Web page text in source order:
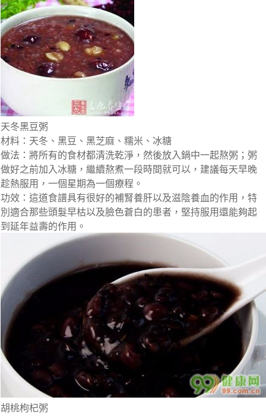
天冬黑豆粥
材料：天冬、黑豆、黑芝麻、糯米、冰糖
做法：將所有的食材都清洗乾淨，然後放入鍋中一起熬粥；粥
做好之前加入冰糖，繼續熬煮一段時間就可以，建議每天早晚
趁熱服用，一個星期為一個療程。
功效：這道食譜具有很好的補腎養肝以及滋陰養血的作用，特
別適合那些頭髮早枯以及臉色蒼白的患者，堅持服用還能夠起
到延年益壽的作用。
胡桃枸杞粥